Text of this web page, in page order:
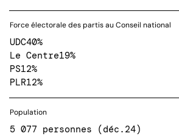
Force électorale des partis au Conseil national
UDC40%
Le Centre19%
PS12%
PLR12%
Population
5 077 personnes (déc.24)